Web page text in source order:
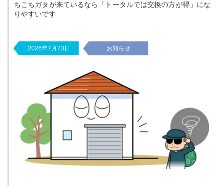
ちこちガタが来ているなら「トータルでは交換の方が得」にな
りやすいです
2026年7月23日 お知らせ